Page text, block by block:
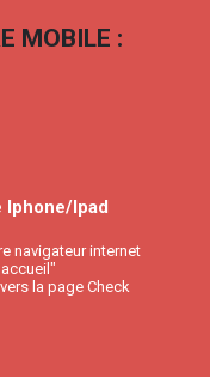
MOBILE :
Iphone/Ipad
navigateur internet
la page Check